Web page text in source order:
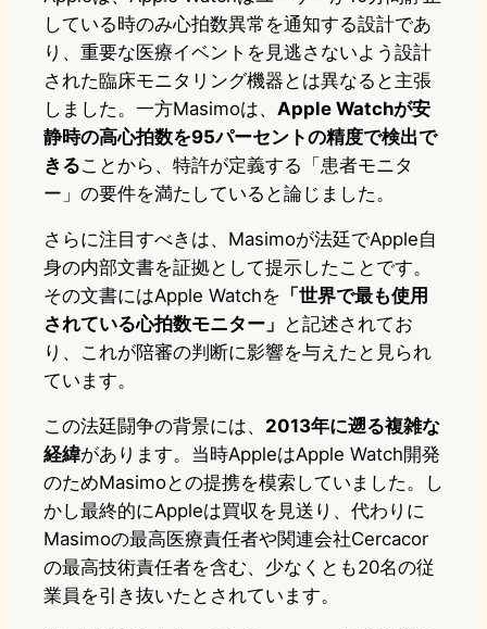
している時のみ心拍数異常を通知する設計であ
り、重要な医療イベントを見逃さないよう設計
された臨床モニタリング機器とは異なると主張
しました。一方Masimoは、 Apple Watchが安
静時の高心拍数を95パーセントの精度で検出で
きることから、特許が定義する「患者モニタ
ー」の要件を満たしていると論じました。
さらに注目すべきは、Masimoが法廷でApple自
身の内部文書を証拠として提示したことです。
その文書にはApple Watchを 「世界で最も使用
されている心拍数モニター」 と記述されてお
り、これが陪審の判断に影響を与えたと見られ
ています。
この法廷闘争の背景には、 2013年に遡る複雑な
経緯があります。当時AppleはApple Watch開発
のためMasimoとの提携を模索していました。し
かし最終的にAppleは買収を見送り、代わりに
Masimoの最高医療責任者や関連会社Cercacor
の最高技術責任者を含む、少なくとも20名の従
業員を引き抜いたとされています。